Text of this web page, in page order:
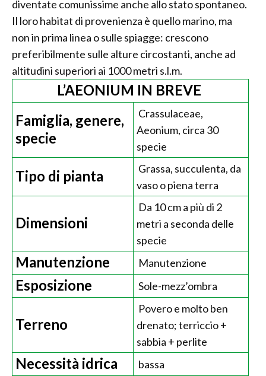
diventate comunissime anche allo stato spontaneo.
Il loro habitat di provenienza è quello marino, ma
non in prima linea o sulle spiagge: crescono
preferibilmente sulle alture circostanti, anche ad
altitudini superiori ai 1000 metri s.l.m.
L’AEONIUM IN BREVE
Famiglia, genere,
specie
Crassulaceae,
Aeonium, circa 30
specie
Tipo di pianta
Grassa, succulenta, da
vaso o piena terra
Dimensioni
Da 10 cm a più di 2
metri a seconda delle
specie
Manutenzione Manutenzione
Esposizione Sole-mezz’ombra
Terreno
Povero e molto ben
drenato; terriccio +
sabbia + perlite
Necessità idrica bassa